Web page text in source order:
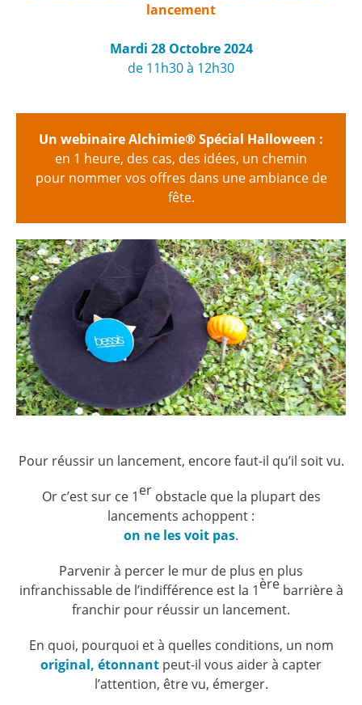
lancement
Mardi 28 Octobre 2024
de 11h30 à 12h30
Un webinaire Alchimie® Spécial Halloween :
en 1 heure, des cas, des idées, un chemin
pour nommer vos offres dans une ambiance de
fête.
Pour réussir un lancement, encore faut-il qu’il soit vu.
Or c’est sur ce 1er obstacle que la plupart des
lancements achoppent :
on ne les voit pas.
Parvenir à percer le mur de plus en plus
infranchissable de l’indifférence est la 1èrebarrière à
franchir pour réussir un lancement.
En quoi, pourquoi et à quelles conditions, un nom
original, étonnant peut-il vous aider à capter
l’attention, être vu, émerger.